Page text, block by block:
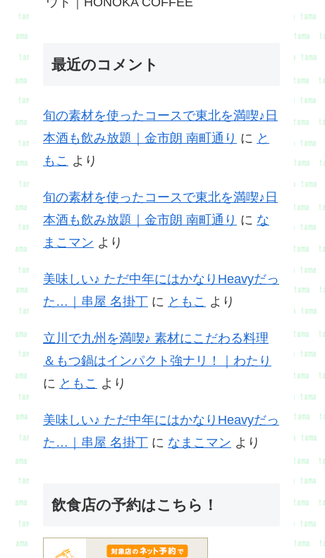
最近のコメント
旬の素材を使ったコースで東北を満喫♪日
本酒も飲み放題｜金市朗 南町通り に と
もこ より
旬の素材を使ったコースで東北を満喫♪日
本酒も飲み放題｜金市朗 南町通り に な
まこマン より
美味しい♪ ただ中年にはかなりHeavyだっ
た…｜串屋 名掛丁 に ともこ より
立川で九州を満喫♪ 素材にこだわる料理
＆もつ鍋はインパクト強ナリ！｜わたり
に ともこ より
美味しい♪ ただ中年にはかなりHeavyだっ
た…｜串屋 名掛丁 に なまこマン より
飲食店の予約はこちら！